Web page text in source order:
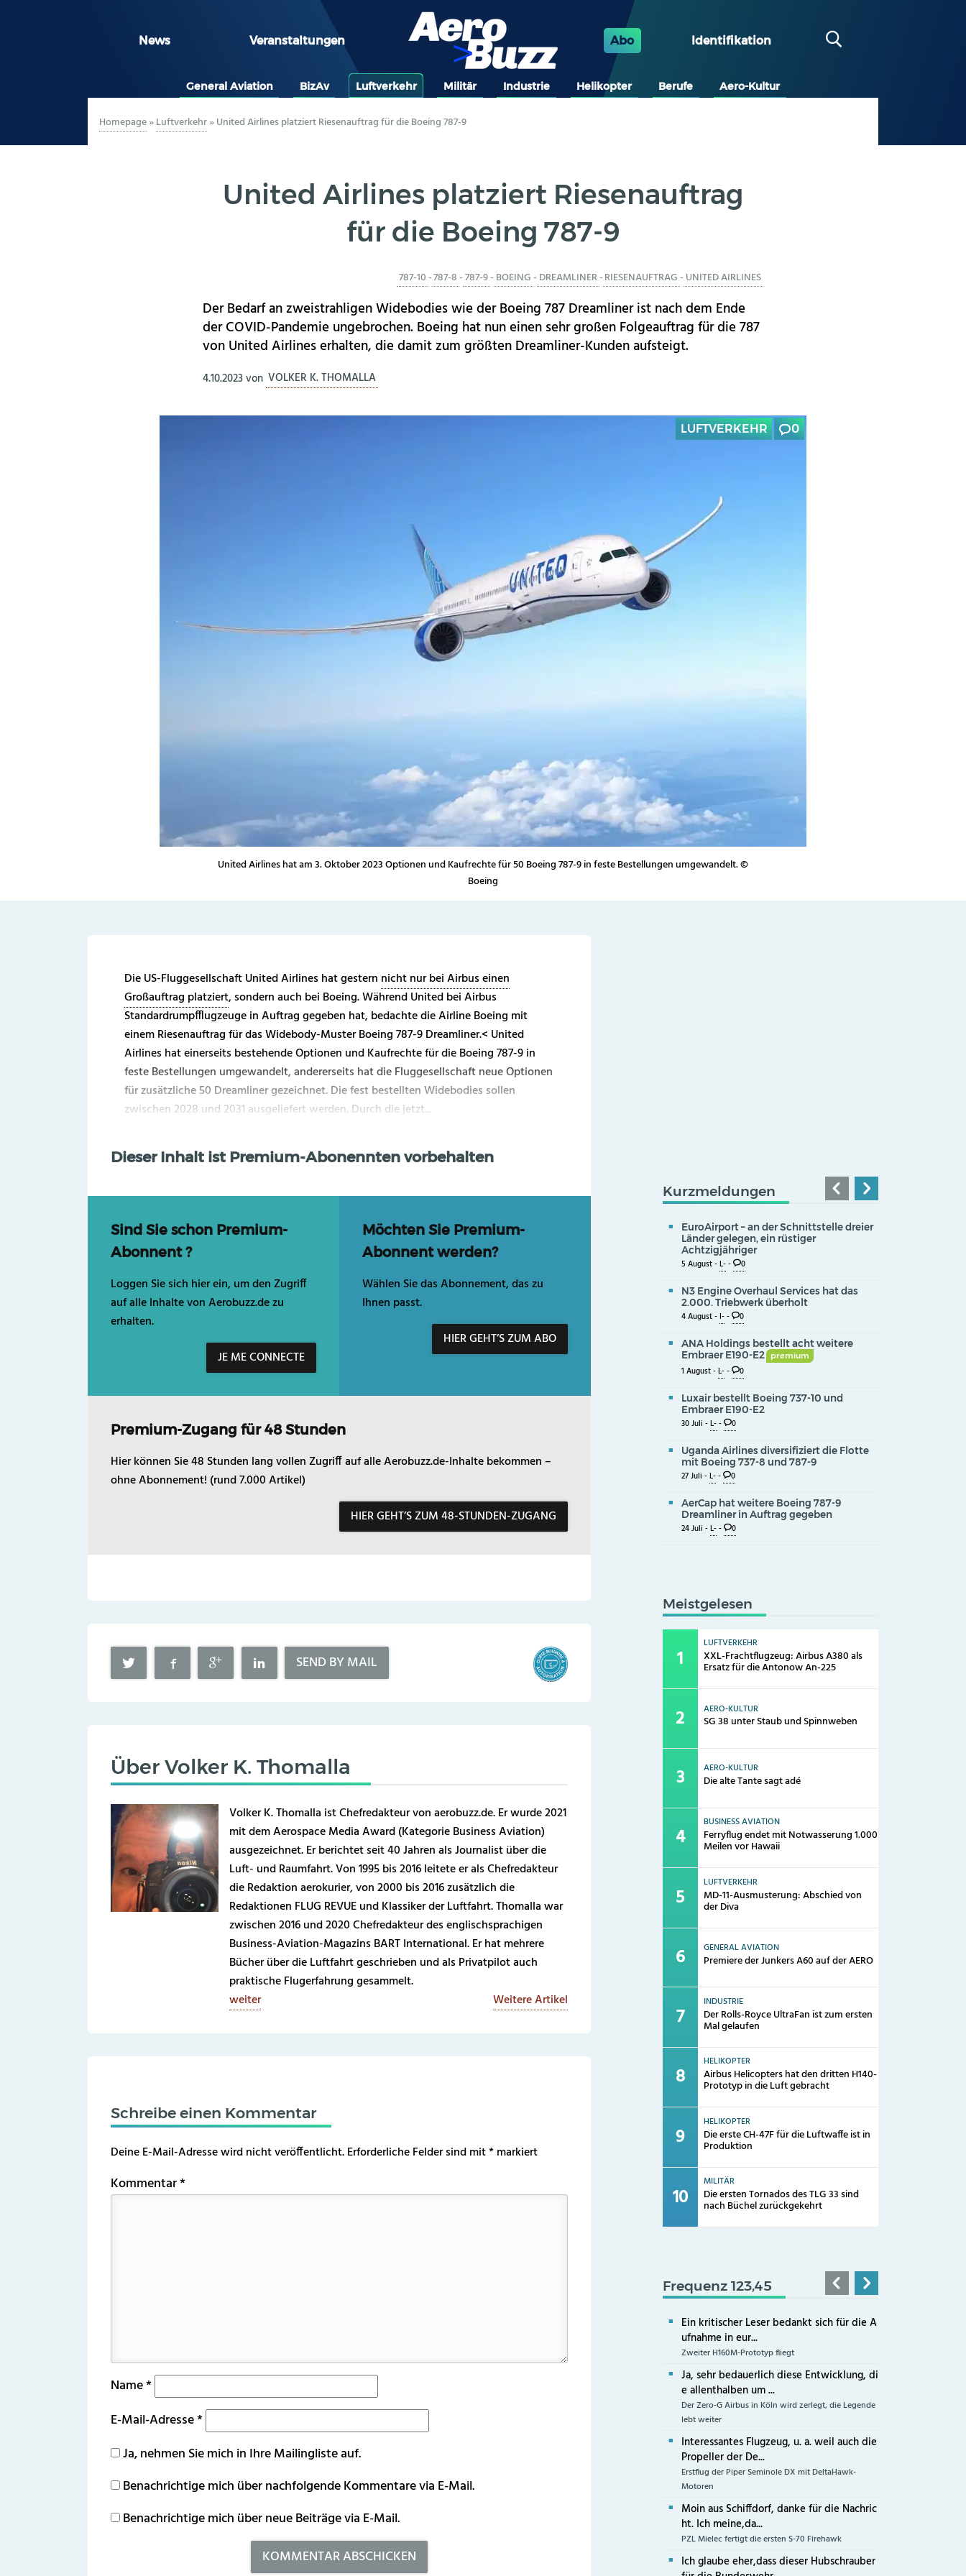
News Veranstaltungen Abo Identifikation
General Aviation BizAv Luftverkehr Militär Industrie Helikopter Berufe Aero-Kultur
Homepage»Luftverkehr»United Airlines platziert Riesenauftrag für die Boeing 787-9
United Airlines platziert Riesenauftrag
für die Boeing 787-9
787-10-787-8-787-9- BOEING- DREAMLINER-RIESENAUFTRAG- UNITED AIRLINES
Der Bedarf an zweistrahligen Widebodies wie der Boeing 787 Dreamliner ist nach dem Ende
der COVID-Pandemie ungebrochen. Boeing hat nun einen sehr großen Folgeauftrag für die 787
von United Airlines erhalten, die damit zum größten Dreamliner-Kunden aufsteigt.
4.10.2023von VOLKER K. THOMALLA
LUFTVERKEHR 0
United Airlines hat am 3. Oktober 2023 Optionen und Kaufrechte für 50 Boeing 787-9 in feste Bestellungen umgewandelt. ©
Boeing
Die US-Fluggesellschaft United Airlines hat gestern nicht nur bei Airbus einen
Großauftrag platziert, sondern auch bei Boeing. Während United bei Airbus
Standardrumpfflugzeuge in Auftrag gegeben hat, bedachte die Airline Boeing mit
einem Riesenauftrag für das Widebody-Muster Boeing 787-9 Dreamliner.< United
Airlines hat einerseits bestehende Optionen und Kaufrechte für die Boeing 787-9 in
feste Bestellungen umgewandelt, andererseits hat die Fluggesellschaft neue Optionen
für zusätzliche 50 Dreamliner gezeichnet. Die fest bestellten Widebodies sollen
zwischen 2028 und 2031 ausgeliefert werden. Durch die jetzt...
Dieser Inhalt ist Premium-Abonennten vorbehalten
Sind Sie schon Premium-
Abonnent ?
Loggen Sie sich hier ein, um den Zugriff
auf alle Inhalte von Aerobuzz.de zu
erhalten.
JE ME CONNECTE
Möchten Sie Premium-
Abonnent werden?
Wählen Sie das Abonnement, das zu
Ihnen passt.
HIER GEHT’S ZUM ABO
Premium-Zugang für 48 Stunden
Hier können Sie 48 Stunden lang vollen Zugriff auf alle Aerobuzz.de-Inhalte bekommen –
ohne Abonnement! (rund 7.000 Artikel)
HIER GEHT’S ZUM 48-STUNDEN-ZUGANG
SEND BY MAIL
Über Volker K. Thomalla
Volker K. Thomalla ist Chefredakteur von aerobuzz.de. Er wurde 2021
mit dem Aerospace Media Award (Kategorie Business Aviation)
ausgezeichnet. Er berichtet seit 40 Jahren als Journalist über die
Luft- und Raumfahrt. Von 1995 bis 2016 leitete er als Chefredakteur
die Redaktion aerokurier, von 2000 bis 2016 zusätzlich die
Redaktionen FLUG REVUE und Klassiker der Luftfahrt. Thomalla war
zwischen 2016 und 2020 Chefredakteur des englischsprachigen
Business-Aviation-Magazins BART International. Er hat mehrere
Bücher über die Luftfahrt geschrieben und als Privatpilot auch
praktische Flugerfahrung gesammelt.
weiter
Weitere Artikel
Schreibe einen Kommentar
Deine E-Mail-Adresse wird nicht veröffentlicht.Erforderliche Felder sind mit*markiert
Kommentar*
Name*
E-Mail-Adresse*
Ja, nehmen Sie mich in Ihre Mailingliste auf.
Benachrichtige mich über nachfolgende Kommentare via E-Mail.
Benachrichtige mich über neue Beiträge via E-Mail.
Kurzmeldungen
EuroAirport – an der Schnittstelle dreier
Länder gelegen, ein rüstiger
Achtzigjähriger
5 August -L-- 0
N3 Engine Overhaul Services hat das
2.000. Triebwerk überholt
4 August -I-- 0
ANA Holdings bestellt acht weitere
Embraer E190-E2
premium
1 August -L-- 0
Luxair bestellt Boeing 737-10 und
Embraer E190-E2
30 Juli -L-- 0
Uganda Airlines diversifiziert die Flotte
mit Boeing 737-8 und 787-9
27 Juli -L-- 0
AerCap hat weitere Boeing 787-9
Dreamliner in Auftrag gegeben
24 Juli -L-- 0
Meistgelesen
LUFTVERKEHR
XXL-Frachtflugzeug: Airbus A380 als
Ersatz für die Antonow An-225
AERO-KULTUR
SG 38 unter Staub und Spinnweben
AERO-KULTUR
Die alte Tante sagt adé
BUSINESS AVIATION
Ferryflug endet mit Notwasserung 1.000
Meilen vor Hawaii
LUFTVERKEHR
MD-11-Ausmusterung: Abschied von
der Diva
GENERAL AVIATION
Premiere der Junkers A60 auf der AERO
INDUSTRIE
Der Rolls-Royce UltraFan ist zum ersten
Mal gelaufen
HELIKOPTER
Airbus Helicopters hat den dritten H140-
Prototyp in die Luft gebracht
HELIKOPTER
Die erste CH-47F für die Luftwaffe ist in
Produktion
MILITÄR
Die ersten Tornados des TLG 33 sind
nach Büchel zurückgekehrt
Frequenz 123,45
Ein kritischer Leser bedankt sich für die A
ufnahme in eur...
Zweiter H160M-Prototyp fliegt
Ja, sehr bedauerlich diese Entwicklung, di
e allenthalben um ...
Der Zero-G Airbus in Köln wird zerlegt, die Legende
lebt weiter
Interessantes Flugzeug, u. a. weil auch die
Propeller der De...
Erstflug der Piper Seminole DX mit DeltaHawk-
Motoren
Moin aus Schiffdorf, danke für die Nachric
ht. Ich meine,da...
PZL Mielec fertigt die ersten S-70 Firehawk
Ich glaube eher,dass dieser Hubschrauber